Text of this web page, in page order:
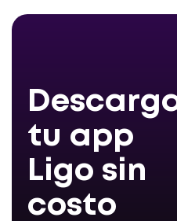
tu app
Ligo sin
costo